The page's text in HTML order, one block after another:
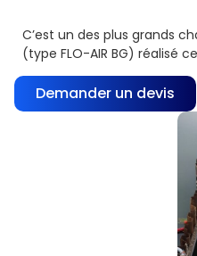
C’est un des plus grands
(type FLO-AIR BG) réalisé
Demander un devis